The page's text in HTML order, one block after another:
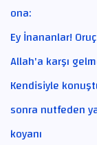
ona:
Ey İnananlar!
Allah'a karşı
Kendisiyle
sonra nutfeden
koyanı